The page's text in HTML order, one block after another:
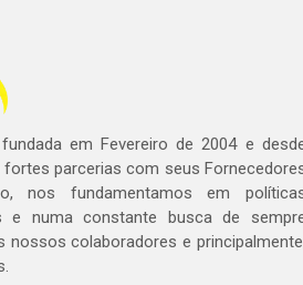
em Fevereiro de 2004 e
parcerias com seus
nos fundamentamos em
e numa constante busca de
nossos colaboradores e